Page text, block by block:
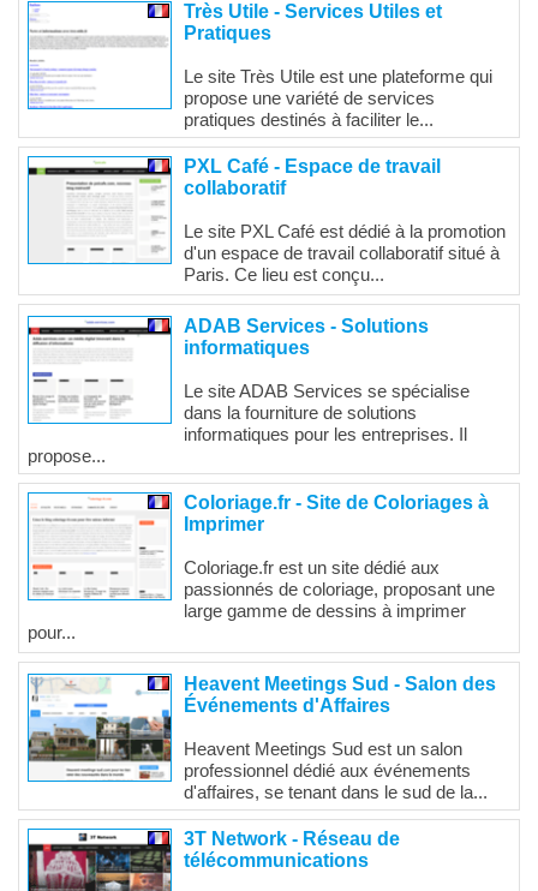
Très Utile - Services Utiles et
Pratiques
Le site Très Utile est une plateforme qui
propose une variété de services
pratiques destinés à faciliter le...
PXL Café - Espace de travail
collaboratif
Le site PXL Café est dédié à la promotion
d'un espace de travail collaboratif situé à
Paris. Ce lieu est conçu...
ADAB Services - Solutions
informatiques
Le site ADAB Services se spécialise
dans la fourniture de solutions
informatiques pour les entreprises. Il
propose...
Coloriage.fr - Site de Coloriages à
Imprimer
Coloriage.fr est un site dédié aux
passionnés de coloriage, proposant une
large gamme de dessins à imprimer
pour...
Heavent Meetings Sud - Salon des
Événements d'Affaires
Heavent Meetings Sud est un salon
professionnel dédié aux événements
d'affaires, se tenant dans le sud de la...
3T Network - Réseau de
télécommunications